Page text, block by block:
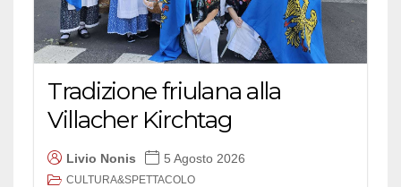
Tradizione friulana alla
Villacher Kirchtag
Livio Nonis 5 Agosto 2026
CULTURA&SPETTACOLO